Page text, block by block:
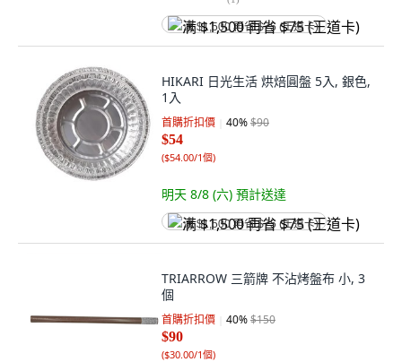
满 $1,500 再省 $75 (王道卡)
HIKARI 日光生活 烘焙圓盤 5入, 銀色,
1入
首購折扣價 40%$90
$54
($54.00/1個)
明天 8/8 (六) 預計送達
满 $1,500 再省 $75 (王道卡)
TRIARROW 三箭牌 不沾烤盤布 小, 3
個
首購折扣價 40%$150
$90
($30.00/1個)